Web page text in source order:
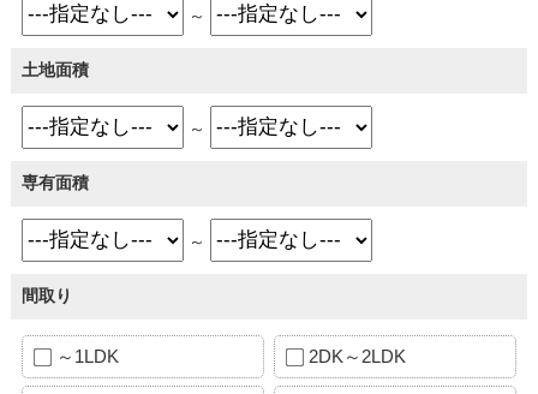
～
土地面積
～
専有面積
～
間取り
～1LDK 2DK～2LDK